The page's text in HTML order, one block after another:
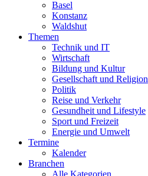
Basel
Konstanz
Waldshut
Themen
Technik und IT
Wirtschaft
Bildung und Kultur
Gesellschaft und Religion
Politik
Reise und Verkehr
Gesundheit und Lifestyle
Sport und Freizeit
Energie und Umwelt
Termine
Kalender
Branchen
Alle Kategorien